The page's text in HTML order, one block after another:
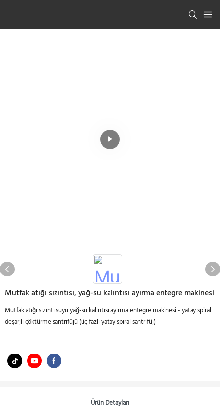
Mutfak atığı sızıntısı, yağ-su kalıntısı ayırma entegre makinesi
Mutfak atığı sızıntı suyu yağ-su kalıntısı ayırma entegre makinesi - yatay spiral
deşarjlı çöktürme santrifüjü (üç fazlı yatay spiral santrifüj)
Ürün Detayları